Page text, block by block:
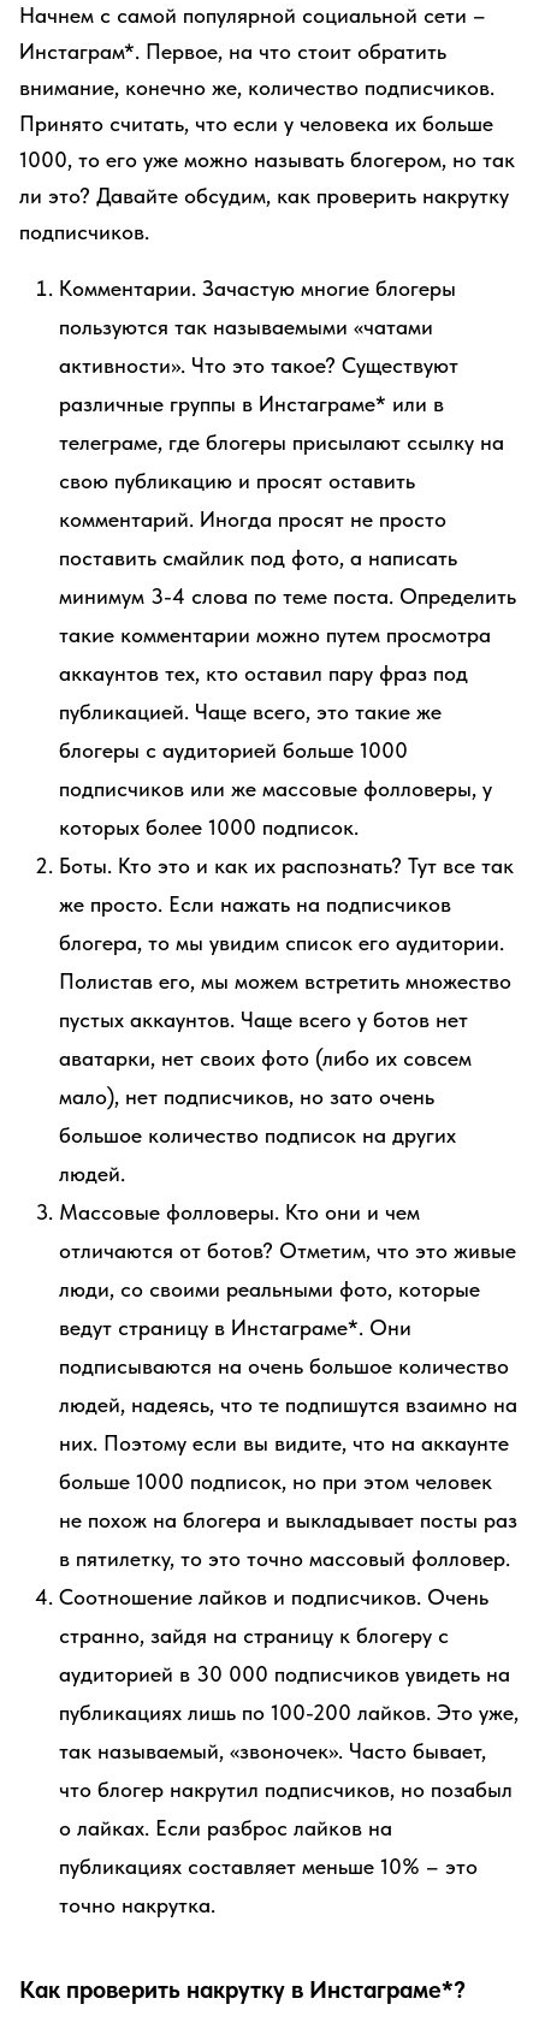
Начнем с самой популярной социальной сети –
Инстаграм*. Первое, на что стоит обратить
внимание, конечно же, количество подписчиков.
Принято считать, что если у человека их больше
1000, то его уже можно называть блогером, но так
ли это? Давайте обсудим, как проверить накрутку
подписчиков.
Комментарии. Зачастую многие блогеры
пользуются так называемыми «чатами
активности». Что это такое? Существуют
различные группы в Инстаграме* или в
телеграме, где блогеры присылают ссылку на
свою публикацию и просят оставить
комментарий. Иногда просят не просто
поставить смайлик под фото, а написать
минимум 3-4 слова по теме поста. Определить
такие комментарии можно путем просмотра
аккаунтов тех, кто оставил пару фраз под
публикацией. Чаще всего, это такие же
блогеры с аудиторией больше 1000
подписчиков или же массовые фолловеры, у
которых более 1000 подписок.
Боты. Кто это и как их распознать? Тут все так
же просто. Если нажать на подписчиков
блогера, то мы увидим список его аудитории.
Полистав его, мы можем встретить множество
пустых аккаунтов. Чаще всего у ботов нет
аватарки, нет своих фото (либо их совсем
мало), нет подписчиков, но зато очень
большое количество подписок на других
людей.
Массовые фолловеры. Кто они и чем
отличаются от ботов? Отметим, что это живые
люди, со своими реальными фото, которые
ведут страницу в Инстаграме*. Они
подписываются на очень большое количество
людей, надеясь, что те подпишутся взаимно на
них. Поэтому если вы видите, что на аккаунте
больше 1000 подписок, но при этом человек
не похож на блогера и выкладывает посты раз
в пятилетку, то это точно массовый фолловер.
Соотношение лайков и подписчиков. Очень
странно, зайдя на страницу к блогеру с
аудиторией в 30 000 подписчиков увидеть на
публикациях лишь по 100-200 лайков. Это уже,
так называемый, «звоночек». Часто бывает,
что блогер накрутил подписчиков, но позабыл
о лайках. Если разброс лайков на
публикациях составляет меньше 10% – это
точно накрутка.
Как проверить накрутку в Инстаграме*?